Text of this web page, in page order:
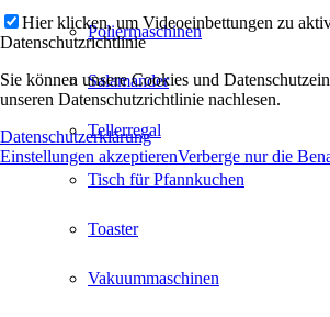
Poliermaschinen
Salamander
Tellerregal
Tisch für Pfannkuchen
Toaster
Vakuummaschinen
Hier klicken, um Videoeinbettungen zu
Datenschutzrichtlinie
Sie können unsere Cookies und
unseren Datenschutzrichtlinie nachlesen.
Datenschutzerklärung
Einstellungen akzeptierenVerberge nur die